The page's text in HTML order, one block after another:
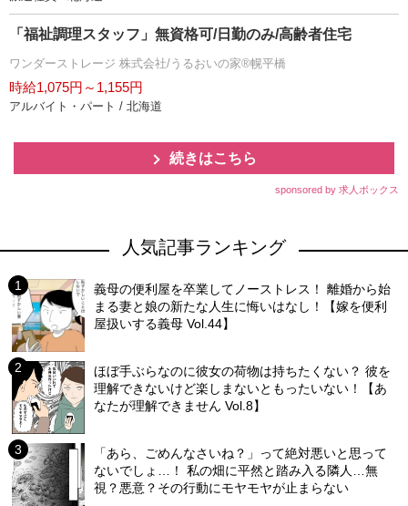
「福祉調理スタッフ」無資格可/日勤のみ/高齢者住宅
ワンダーストレージ 株式会社/うるおいの家®幌平橋
時給1,075円～1,155円
アルバイト・パート / 北海道
続きはこちら
sponsored by 求人ボックス
人気記事ランキング
義母の便利屋を卒業してノーストレス！ 離婚から始
まる妻と娘の新たな人生に悔いはなし！【嫁を便利
屋扱いする義母 Vol.44】
ほぼ手ぶらなのに彼女の荷物は持ちたくない？ 彼を
理解できないけど楽しまないともったいない！【あ
なたが理解できません Vol.8】
「あら、ごめんなさいね？」って絶対悪いと思って
ないでしょ…！ 私の畑に平然と踏み入る隣人…無
視？悪意？その行動にモヤモヤが止まらない